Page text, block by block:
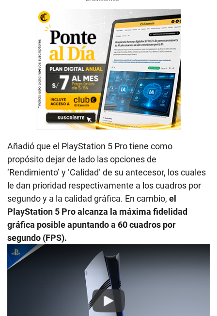
Añadió que el PlayStation 5 Pro tiene como
propósito dejar de lado las opciones de
‘Rendimiento’ y ‘Calidad’ de su antecesor, los cuales
le dan prioridad respectivamente a los cuadros por
segundo y a la calidad gráfica. En cambio, el
PlayStation 5 Pro alcanza la máxima fidelidad
gráfica posible apuntando a 60 cuadros por
segundo (FPS).
Play